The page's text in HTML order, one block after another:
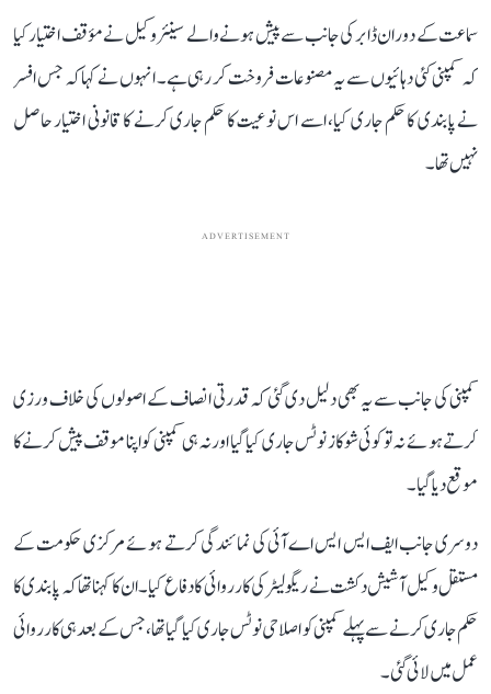
سماعت کے دوران ڈابر کی جانب سے پیش ہونے والے سینئر وکیل نے مؤقف اختیار کیا
کہ کمپنی کئی دہائیوں سے یہ مصنوعات فروخت کر رہی ہے۔ انہوں نے کہا کہ جس افسر
نے پابندی کا حکم جاری کیا، اسے اس نوعیت کا حکم جاری کرنے کا قانونی اختیار حاصل
نہیں تھا۔
ADVERTISEMENT
کمپنی کی جانب سے یہ بھی دلیل دی گئی کہ قدرتی انصاف کے اصولوں کی خلاف ورزی
کرتے ہوئے نہ تو کوئی شوکاز نوٹس جاری کیا گیا اور نہ ہی کمپنی کو اپنا موقف پیش کرنے کا
موقع دیا گیا۔
دوسری جانب ایف ایس ایس اے آئی کی نمائندگی کرتے ہوئے مرکزی حکومت کے
مستقل وکیل آشیش دکشت نے ریگولیٹر کی کارروائی کا دفاع کیا۔ ان کا کہنا تھا کہ پابندی کا
حکم جاری کرنے سے پہلے کمپنی کو اصلاحی نوٹس جاری کیا گیا تھا، جس کے بعد ہی کارروائی
عمل میں لائی گئی۔